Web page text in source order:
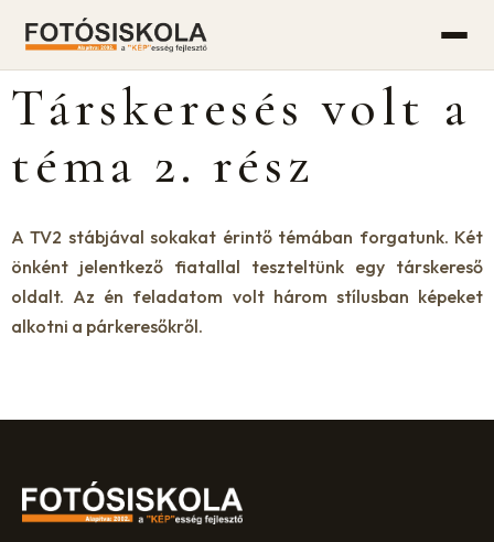
Társkeresés volt a
téma 2. rész
A TV2 stábjával sokakat érintő témában forgatunk. Két
önként jelentkező fiatallal teszteltünk egy társkereső
oldalt. Az én feladatom volt három stílusban képeket
alkotni a párkeresőkről.